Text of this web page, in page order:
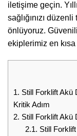
iletişime geçin.
sağlığınızı
önlüyoruz.
ekiplerimiz en
1. Still Forklift Akü
Kritik Adım
2. Still Forklift Akü
2.1. Still Forklift